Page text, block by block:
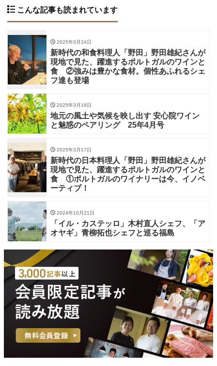
こんな記事も読まれています
2025年3月24日
新時代の和食料理人「野田」野田雄紀さんが
現地で見た、躍進するポルトガルのワインと
食 ②強みは豊かな食材。個性あふれるシェ
フ達も登場
2025年3月18日
地元の風土や気候を映し出す 安心院ワイン
と魅惑のペアリング 25年4月号
2025年3月17日
新時代の日本料理人「野田」野田雄紀さんが
現地で見た、躍進するポルトガルのワインと
食 ①ポルトガルのワイナリーは今、イノベ
ーティブ！
2024年10月21日
「イル・カステッロ」木村直人シェフ、「ア
オヤギ」青柳拓也シェフと巡る福島